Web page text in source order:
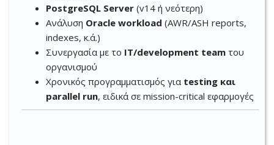
PostgreSQL Server (v14 ή νεότερη)
Ανάλυση Oracle workload (AWR/ASH reports,
indexes, κ.ά.)
Συνεργασία με το IT/development team του
οργανισμού
Χρονικός προγραμματισμός για testing και
parallel run, ειδικά σε mission-critical εφαρμογές